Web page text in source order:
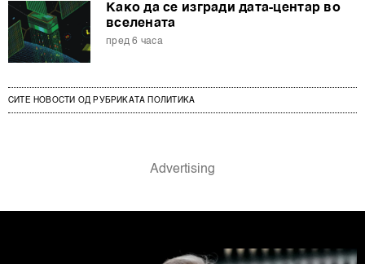
Како да се изгради дата-центар во
вселената
пред 6 часа
СИТЕ НОВОСТИ ОД РУБРИКАТА ПОЛИТИКА